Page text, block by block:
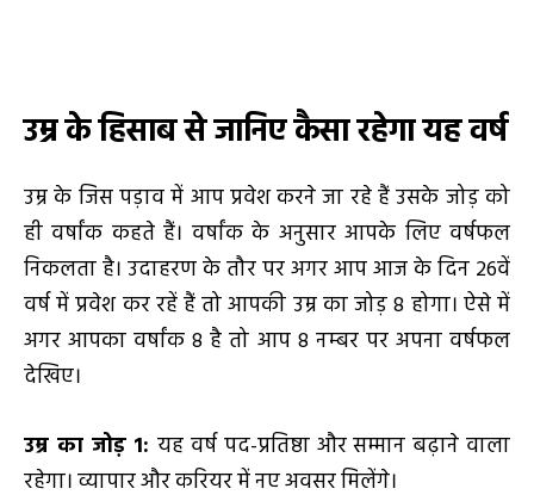
उम्र के हिसाब से जानिए कैसा रहेगा यह वर्ष
उम्र के जिस पड़ाव में आप प्रवेश करने जा रहे हैं उसके जोड़ को
ही वर्षांक कहते हैं। वर्षांक के अनुसार आपके लिए वर्षफल
निकलता है। उदाहरण के तौर पर अगर आप आज के दिन 26वें
वर्ष में प्रवेश कर रहें हैं तो आपकी उम्र का जोड़ 8 होगा। ऐसे में
अगर आपका वर्षांक 8 है तो आप 8 नम्बर पर अपना वर्षफल
देखिए।
उम्र का जोड़ 1:यह वर्ष पद-प्रतिष्ठा और सम्मान बढ़ाने वाला
रहेगा। व्यापार और करियर में नए अवसर मिलेंगे।